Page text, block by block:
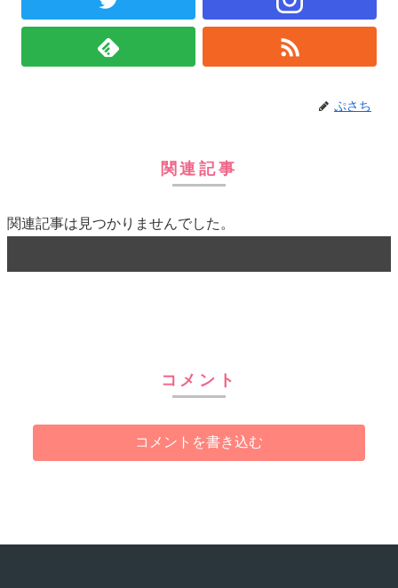
ぷさち
関連記事
関連記事は見つかりませんでした。
コメント
コメントを書き込む